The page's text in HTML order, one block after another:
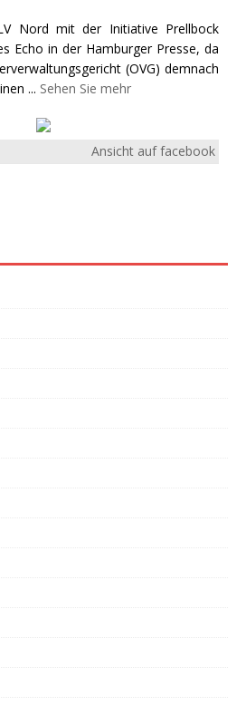
Nord mit der Initiative Prellbock
Echo in der Hamburger Presse, da
(OVG) demnach
... Sehen Sie mehr
Ansicht auf facebook